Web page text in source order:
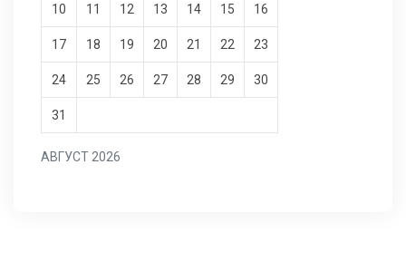
АВГУСТ 2026
10 11 12 13 14 15 16
17 18 19 20 21 22 23
24 25 26 27 28 29 30
31